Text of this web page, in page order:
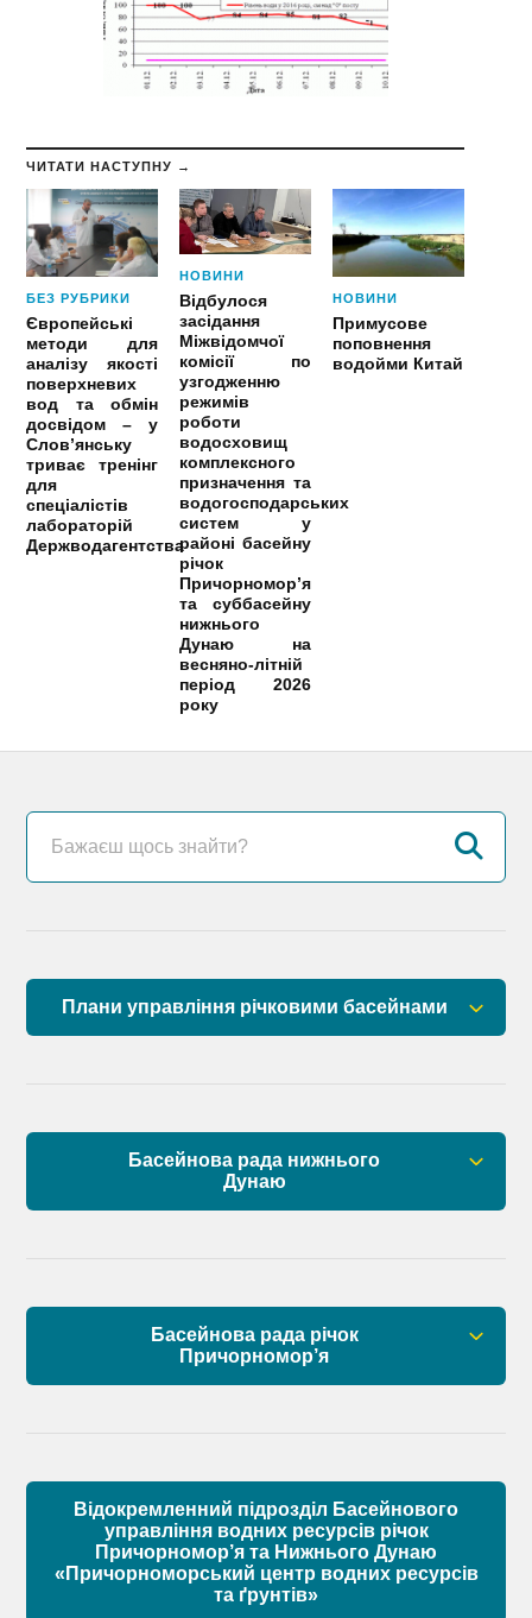
ЧИТАТИ НАСТУПНУ →
БЕЗ РУБРИКИ
Європейські
методи для
аналізу якості
поверхневих
вод та обмін
досвідом – у
Слов’янську
триває тренінг
для
спеціалістів
лабораторій
Держводагентства
НОВИНИ
Відбулося
засідання
Міжвідомчої
комісії по
узгодженню
режимів
роботи
водосховищ
комплексного
призначення та
водогосподарських
систем у
районі басейну
річок
Причорномор’я
та суббасейну
нижнього
Дунаю на
весняно-літній
період 2026
року
НОВИНИ
Примусове
поповнення
водойми Китай
Плани управління річковими басейнами
Басейнова рада нижнього
Дунаю
Склад Басейнової ради нижнього Дунаю
Басейнова рада річок
Причорномор’я
Склад Басейнової ради річок Причорномор’я
Матеріали
Відокремленний підрозділ Басейнового
управління водних ресурсів річок
Причорномор’я та Нижнього Дунаю
«Причорноморський центр водних ресурсів
та ґрунтів»